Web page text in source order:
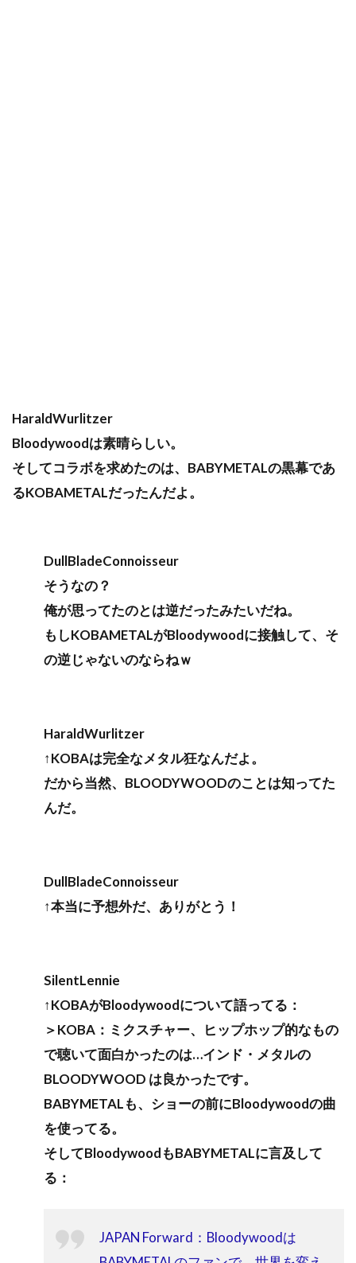
HaraldWurlitzer
Bloodywoodは素晴らしい。
そしてコラボを求めたのは、BABYMETALの黒幕であ
るKOBAMETALだったんだよ。
DullBladeConnoisseur
そうなの？
俺が思ってたのとは逆だったみたいだね。
もしKOBAMETALがBloodywoodに接触して、そ
の逆じゃないのならねｗ
HaraldWurlitzer
↑KOBAは完全なメタル狂なんだよ。
だから当然、BLOODYWOODのことは知ってた
んだ。
DullBladeConnoisseur
↑本当に予想外だ、ありがとう！
SilentLennie
↑KOBAがBloodywoodについて語ってる：
＞KOBA：ミクスチャー、ヒップホップ的なもの
で聴いて面白かったのは…インド・メタルの
BLOODYWOOD は良かったです。
BABYMETALも、ショーの前にBloodywoodの曲
を使ってる。
そしてBloodywoodもBABYMETALに言及して
る：
JAPAN Forward：Bloodywoodは